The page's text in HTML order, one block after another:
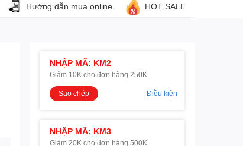
Hướng dẫn mua online HOT SALE
NHẬP MÃ: KM2
Giảm 10K cho đơn hàng 250K
Sao chép Điều kiện
NHẬP MÃ: KM3
Giảm 20K cho đơn hàng 500K